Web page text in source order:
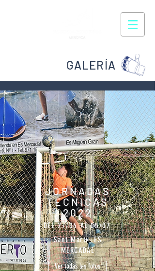
GALERÍA
JORNADAS
TÉCNICAS
2022
DEL 27/06 AL 05/07
Sant Martí-ES
MERCADAL
Ver todas las fotos